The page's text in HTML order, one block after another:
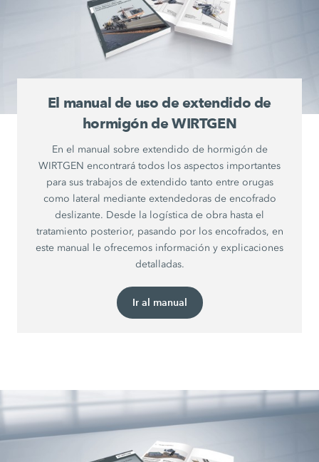
El manual de uso de extendido de
hormigón de WIRTGEN
En el manual sobre extendido de hormigón de
WIRTGEN encontrará todos los aspectos importantes
para sus trabajos de extendido tanto entre orugas
como lateral mediante extendedoras de encofrado
deslizante. Desde la logística de obra hasta el
tratamiento posterior, pasando por los encofrados, en
este manual le ofrecemos información y explicaciones
detalladas.
Ir al manual